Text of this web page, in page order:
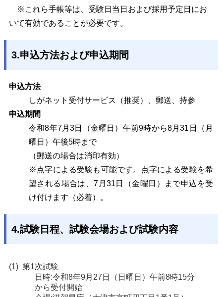
※これら手帳等は、受験日当日および採用予定日にお
いて有効であることが必要です。
3.申込方法および申込期間
申込方法
しがネット受付サービス（推奨）、郵送、持参
申込期間
令和8年7月3日（金曜日）午前9時から8月31日（月
曜日）午後5時まで
（郵送の場合は消印有効）
※点字による受験も可能です。点字による受験を希
望される場合は、7月31日（金曜日）
まで申込を受
け付けます（必着）。
4.試験日程、試験会場および試験内容
第1次試験
日時:令和8年9月27日（日曜日）午前8時15分
から受付開始